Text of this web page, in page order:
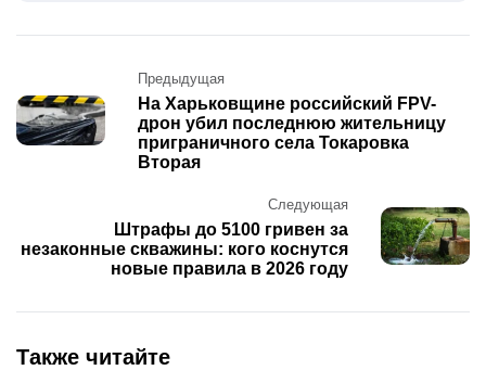
navigation
Предыдущая
На Харьковщине российский FPV-
дрон убил последнюю жительницу
приграничного села Токаровка
Вторая
Следующая
Штрафы до 5100 гривен за
незаконные скважины: кого коснутся
новые правила в 2026 году
Также читайте